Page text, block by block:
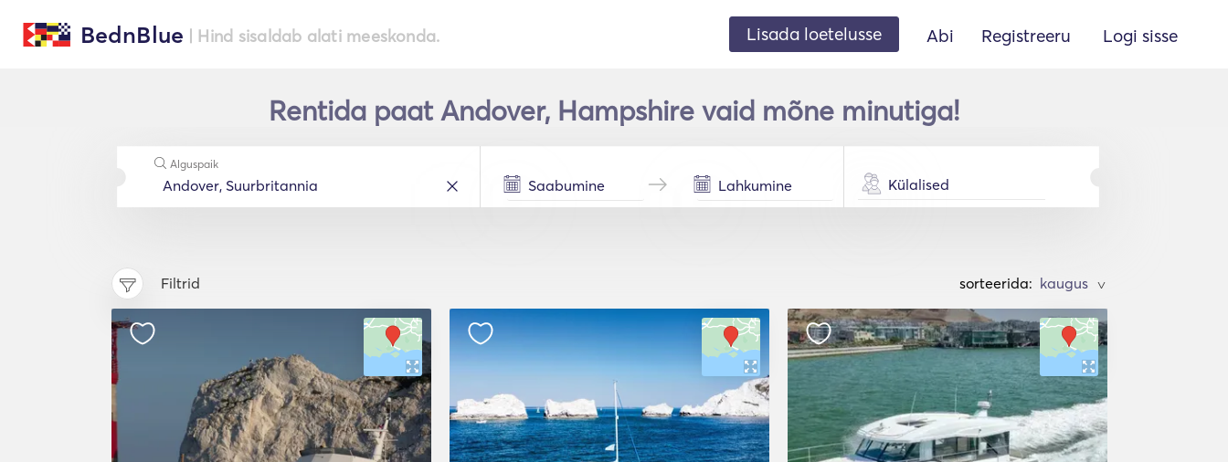
BednBlue | Hind sisaldab alati meeskonda. Lisada loetelusse Abi Registreeru Logi sisse
Rentida paat Andover, Hampshire vaid mõne minutiga!
Alguspaik
Külalised
Filtrid sorteerida: >